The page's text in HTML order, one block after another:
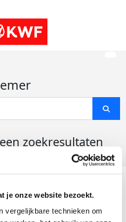
je onze website bezoekt.
vergelijkbare technieken om
zoekresultaten